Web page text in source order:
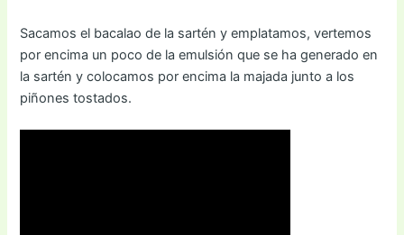
Sacamos el bacalao de la sartén y emplatamos, vertemos
por encima un poco de la emulsión que se ha generado en
la sartén y colocamos por encima la majada junto a los
piñones tostados.